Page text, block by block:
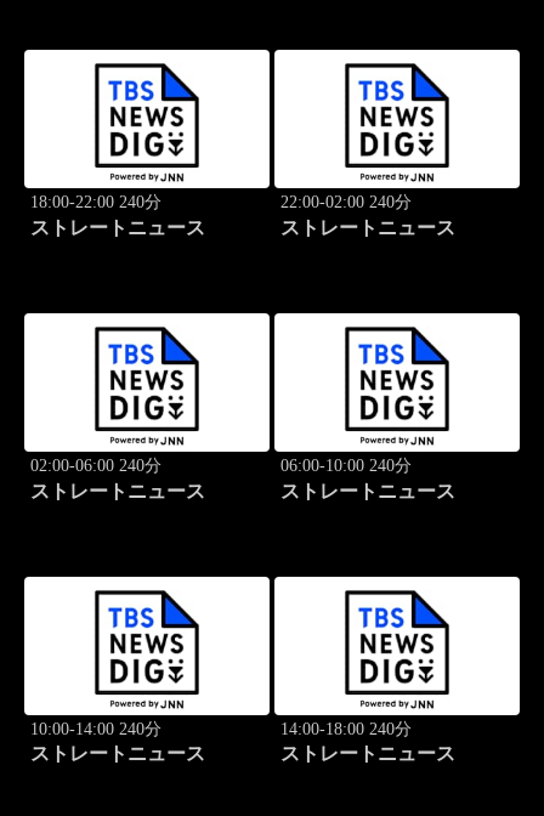
18:00-22:00 240分
ストレートニュース
22:00-02:00 240分
ストレートニュース
02:00-06:00 240分
ストレートニュース
06:00-10:00 240分
ストレートニュース
10:00-14:00 240分
ストレートニュース
14:00-18:00 240分
ストレートニュース